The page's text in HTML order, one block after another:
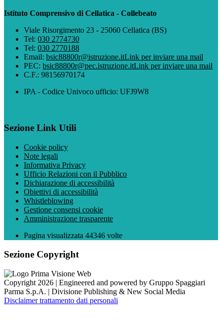
Istituto Comprensivo di Cellatica - Collebeato
Viale Risorgimento 23 - 25060 Cellatica (BS)
Tel: 030 2774730
Tel: 030 2770188
Email: bsic88800r@istruzione.itLink per inviare una mail
PEC: bsic88800r@pec.istruzione.itLink per inviare una mail
C.F.: 98156970174
IPA - Codice Univoco ufficio: UFJ9W8
Sezione Link Utili
Cookie policy
Note legali
Informativa Privacy
Ufficio Relazioni con il Pubblico
Dichiarazione di accessibilità
Obiettivi di accessibilità
Whistleblowing
Gestione consensi cookie
Amministrazione trasparente
Pagina visualizzata 44346 volte
Sezione Copyright
Copyright 2026 | Engineered and powered by Gruppo Spaggiari
Parma S.p.A. | Divisione Publishing & New Social Media
Disclaimer trattamento dati personali